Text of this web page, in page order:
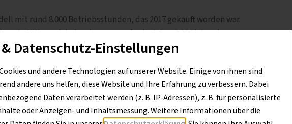
mit rund 8.000 Betriebsstunden, das 2017 gekauft worden war.
tätig und dadurch enorm gefordert. Der R 950 ist zudem
zentrales Schlüsselgerät, das dauerhaft zuverlässig laufen muss.
Austausch entschlossen“, berichtet Köhn.
den gleichen Maschinentyp wie vor fünf Jahren? Verschiedene
Datenschutz-Einstellungen
und andere Technologien auf unserer Website. Einige von ihnen sind
andere uns helfen, diese Website und Ihre Erfahrung zu verbessern. Dabei
Daten verarbeitet werden (z. B. IP-Adressen), z. B. für personalisierte
oder Anzeigen- und Inhaltsmessung. Weitere Informationen über die